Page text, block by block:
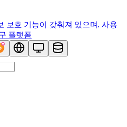
보호 기능이 갖춰져 있으며, 사용
플랫폼